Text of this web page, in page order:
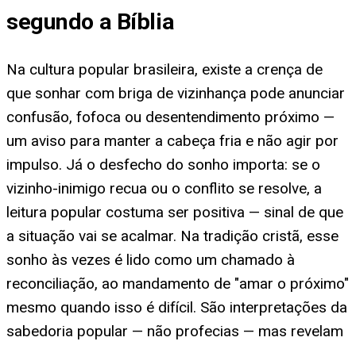
segundo a Bíblia
Na cultura popular brasileira, existe a crença de
que sonhar com briga de vizinhança pode anunciar
confusão, fofoca ou desentendimento próximo —
um aviso para manter a cabeça fria e não agir por
impulso. Já o desfecho do sonho importa: se o
vizinho-inimigo recua ou o conflito se resolve, a
leitura popular costuma ser positiva — sinal de que
a situação vai se acalmar. Na tradição cristã, esse
sonho às vezes é lido como um chamado à
reconciliação, ao mandamento de "amar o próximo"
mesmo quando isso é difícil. São interpretações da
sabedoria popular — não profecias — mas revelam